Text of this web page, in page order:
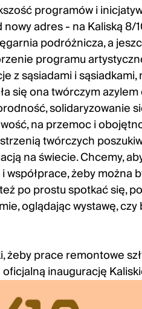
programów i
adres - na Kaliską
podróżnicza, a
programu
z sąsiadami i
się ona twórczym
solidaryzowanie
na przemoc i
twórczych
na świecie. Chcemy,
współprace, żeby można
po prostu spotkać się,
oglądając wystawę,
żeby prace remontowe
inaugurację